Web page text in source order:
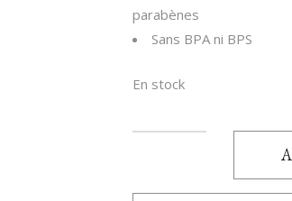
parabènes
Sans BPA ni BPS
En stock